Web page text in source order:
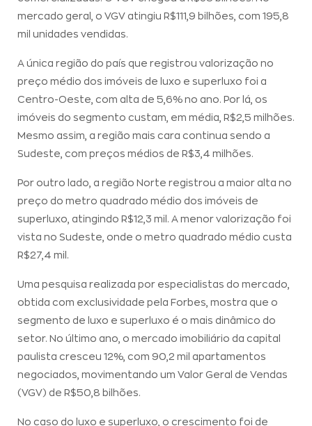
mercado geral, o VGV atingiu R$111,9 bilhões, com 195,8
mil unidades vendidas.
A única região do país que registrou valorização no
preço médio dos imóveis de luxo e superluxo foi a
Centro-Oeste, com alta de 5,6% no ano. Por lá, os
imóveis do segmento custam, em média, R$2,5 milhões.
Mesmo assim, a região mais cara continua sendo a
Sudeste, com preços médios de R$3,4 milhões.
Por outro lado, a região Norte registrou a maior alta no
preço do metro quadrado médio dos imóveis de
superluxo, atingindo R$12,3 mil. A menor valorização foi
vista no Sudeste, onde o metro quadrado médio custa
R$27,4 mil.
Uma pesquisa realizada por especialistas do mercado,
obtida com exclusividade pela Forbes, mostra que o
segmento de luxo e superluxo é o mais dinâmico do
setor. No último ano, o mercado imobiliário da capital
paulista cresceu 12%, com 90,2 mil apartamentos
negociados, movimentando um Valor Geral de Vendas
(VGV) de R$50,8 bilhões.
No caso do luxo e superluxo, o crescimento foi de